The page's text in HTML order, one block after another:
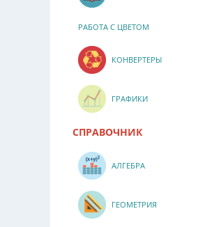
РАБОТА С ЦВЕТОМ
КОНВЕРТЕРЫ
ГРАФИКИ
СПРАВОЧНИК
АЛГЕБРА
ГЕОМЕТРИЯ